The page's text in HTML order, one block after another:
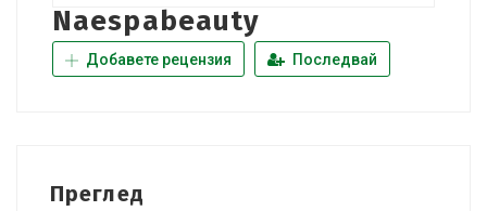
Naespabeauty
Добавете рецензия Последвай
Преглед